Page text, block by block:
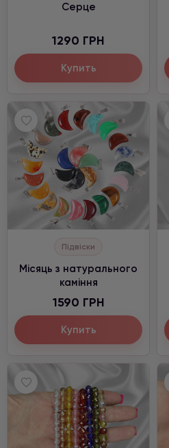
Серце
1290 ГРН
Купить
Підвіски
Місяць з натурального
каміння
1590 ГРН
Купить